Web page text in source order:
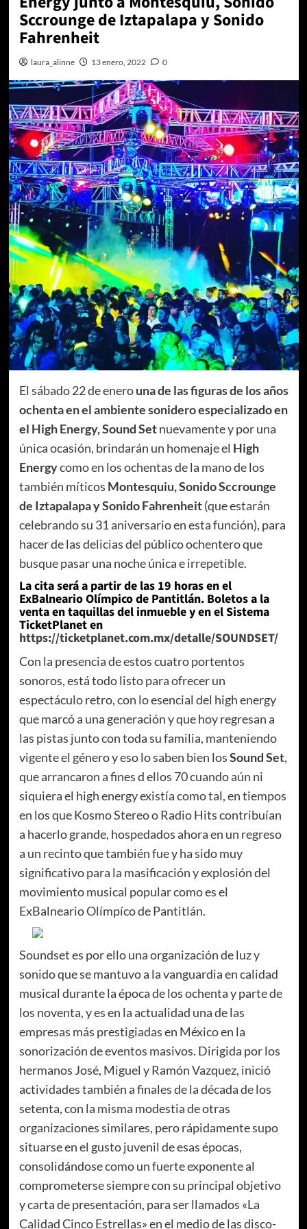
Sccrounge de Iztapalapa y Sonido
Fahrenheit
laura_alinne 13 enero, 2022 0
El sábado 22 de enerouna de las figuras de los años
ochenta en el ambiente sonidero especializado en
el High Energy,Sound Setnuevamente y por una
única ocasión, brindarán un homenaje el High
Energycomo en los ochentas de la mano de los
también míticos Montesquiu, Sonido Sccrounge
de Iztapalapa y Sonido Fahrenheit(que estarán
celebrando su 31 aniversario en esta función), para
hacer de las delicias del público ochentero que
busque pasar una noche única e irrepetible.
La cita será a partir de las 19 horas en el
ExBalneario Olímpico de Pantitlán. Boletos a la
venta en taquillas del inmueble y en el Sistema
TicketPlanet en
https://ticketplanet.com.mx/detalle/SOUNDSET/
Con la presencia de estos cuatro portentos
sonoros, está todo listo para ofrecer un
espectáculo retro, con lo esencial del high energy
que marcó a una generación y que hoy regresan a
las pistas junto con toda su familia, manteniendo
vigente el género y eso lo saben bien losSound Set,
que arrancaron a fines d ellos 70 cuando aún ni
siquiera el high energy existía como tal, en tiempos
en los que Kosmo Stereo o Radio Hits contribuían
a hacerlo grande, hospedados ahora en un regreso
a un recinto que también fue y ha sido muy
significativo para la masificación y explosión del
movimiento musical popular como es el
ExBalneario Olímpíco de Pantitlán.
Soundset es por ello una organización de luz y
sonido que se mantuvo a la vanguardia en calidad
musical durante la época de los ochenta y parte de
los noventa, y es en la actualidad una de las
empresas más prestigiadas en México en la
sonorización de eventos masivos. Dirigida por los
hermanos José, Miguel y Ramón Vazquez, inició
actividades también a finales de la década de los
setenta, con la misma modestia de otras
organizaciones similares, pero rápidamente supo
situarse en el gusto juvenil de esas épocas,
consolidándose como un fuerte exponente al
comprometerse siempre con su principal objetivo
y carta de presentación, para ser llamados «La
Calidad Cinco Estrellas» en el medio de las disco-